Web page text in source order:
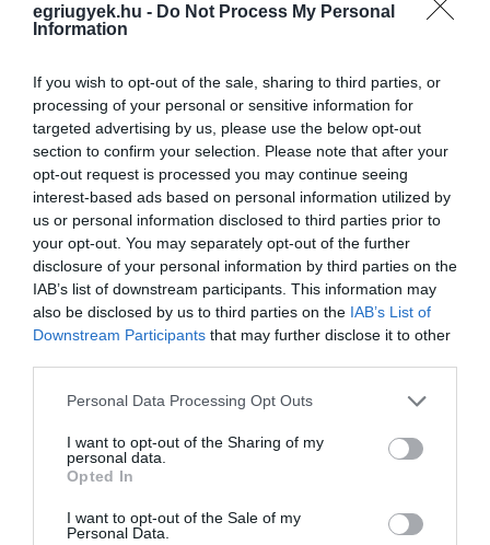
egriugyek.hu - Do Not Process My Personal
Information
If you wish to opt-out of the sale, sharing to third parties, or
processing of your personal or sensitive information for
targeted advertising by us, please use the below opt-out
section to confirm your selection. Please note that after your
opt-out request is processed you may continue seeing
interest-based ads based on personal information utilized by
us or personal information disclosed to third parties prior to
your opt-out. You may separately opt-out of the further
disclosure of your personal information by third parties on the
IAB’s list of downstream participants. This information may
also be disclosed by us to third parties on the IAB’s List of
Downstream Participants that may further disclose it to other
Please note that this website/app uses one or more Google
not limited to your visit or usage behaviour. You may click to
grant or deny consent to Google and its third-party tags to
use your data for below specified purposes in below Google
consent section.
Personal Data Processing Opt Outs
I want to opt-out of the Sharing of my
personal data.
Opted In
I want to opt-out of the Sale of my
Personal Data.
Legfrissebb híreink
TANULJ NÉMETÜL OTTHONRÓL: A
DIGITÁLIS TANULÁS ELŐNYEI
2026. augusztus 07|Promóció
ÚJRAINDULNAK A KORÁBBAN
2026. augusztus 07|
TÍZ ÉVE NEM VOLT ILYEN ALACSONY AZ